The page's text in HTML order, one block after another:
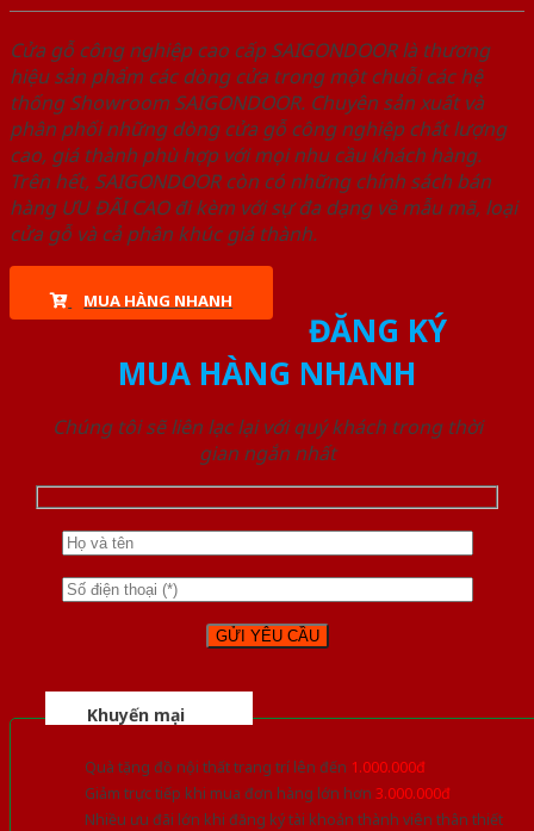
Cửa gỗ công nghiệp cao cấp SAIGONDOOR là thương
hiệu sản phẩm các dòng cửa trong một chuỗi các hệ
thống Showroom SAIGONDOOR. Chuyên sản xuất và
phân phối những dòng cửa gỗ công nghiệp chất lượng
cao, giá thành phù hợp với mọi nhu cầu khách hàng.
Trên hết, SAIGONDOOR còn có những chính sách bán
hàng ƯU ĐÃI CAO đi kèm với sự đa dạng về mẫu mã, loại
cửa gỗ và cả phân khúc giá thành.
MUA HÀNG NHANH
ĐĂNG KÝ
MUA HÀNG NHANH
Chúng tôi sẽ liên lạc lại với quý khách trong thời
gian ngắn nhất
Khuyến mại
Quà tặng đồ nội thất trang trí lên đến 1.000.000đ
Giảm trực tiếp khi mua đơn hàng lớn hơn 3.000.000đ
Nhiều ưu đãi lớn khi đăng ký tài khoản thành viên thân thiết